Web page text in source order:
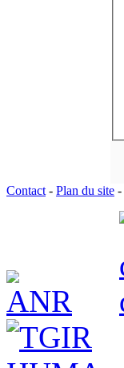
Contact - Plan du site -